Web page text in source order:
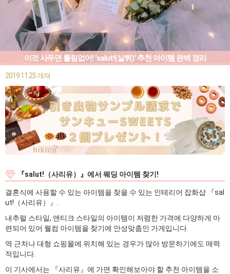
이것 사두면 틀림없어! 'salut!(살뤼)' 추천 아이템 완벽 정리
2019.11.25 게재
『salut!（사리유）』에서 웨딩 아이템 찾기!
결혼식에 사용할 수 있는 아이템을 찾을 수 있는 인테리어 잡화샵 『sal
ut!（사리유）』.
내추럴 스타일, 앤티크 스타일의 아이템이 저렴한 가격에 다양하게 마
련되어 있어 웰컴 아이템을 찾기에 안성맞춤인 가게입니다.
역 근처나 대형 쇼핑몰에 위치해 있는 경우가 많아 방문하기에도 매력
적입니다.
이 기사에서는 『사리유』에 가면 확인해보아야 할 추천 아이템을 소